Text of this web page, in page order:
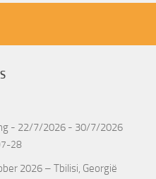
- 22/7/2026 - 30/7/2026
28
2026 – Tbilisi, Georgië